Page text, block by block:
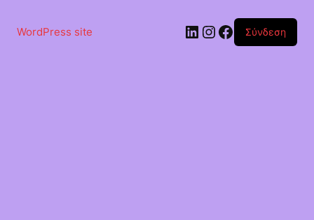
περιεχόμενο
WordPress site Linkedin
Instagram
Facebook
Σύνδεση